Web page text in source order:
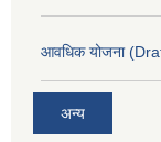
आवधिक योजना
अन्य